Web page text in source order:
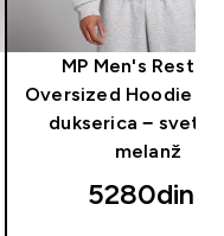
MP Men's Rest
Oversized Hoodie −
dukserica −
melanž
5280din‎